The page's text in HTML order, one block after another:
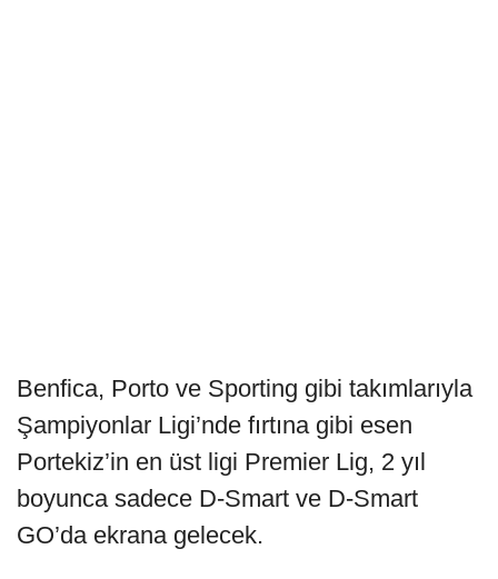
Benfica, Porto ve Sporting gibi takımlarıyla
Şampiyonlar Ligi’nde fırtına gibi esen
Portekiz’in en üst ligi Premier Lig, 2 yıl
boyunca sadece D-Smart ve D-Smart
GO’da ekrana gelecek.